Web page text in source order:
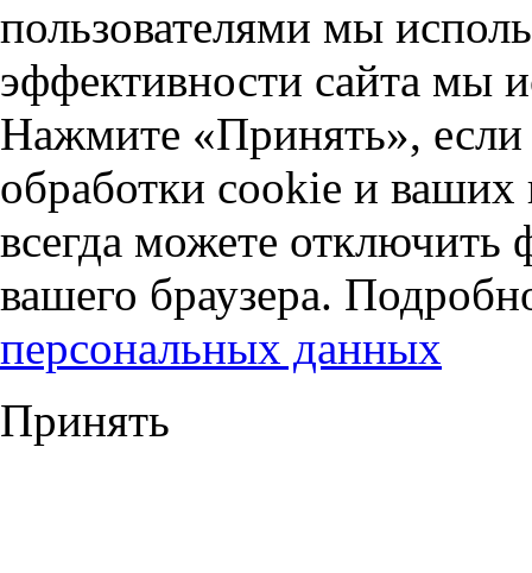
пользователями мы
эффективности сайта мы
Нажмите «Принять», если
обработки cookie и
всегда можете отключить
вашего браузера.
персональных данных
Принять